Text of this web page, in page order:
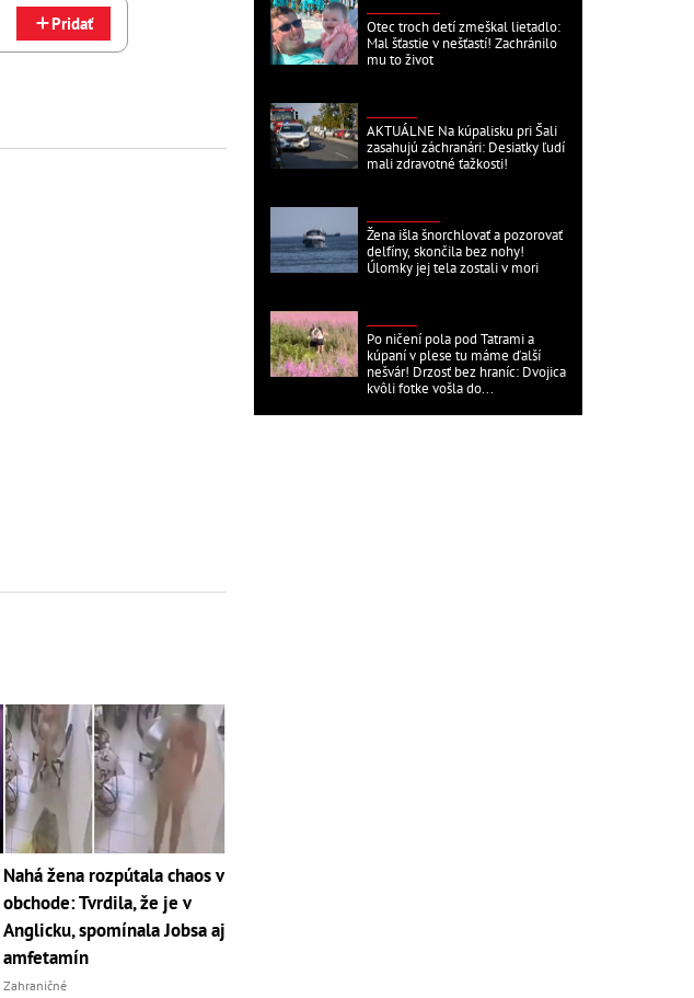
Pridať
Nahá žena rozpútala chaos v
obchode: Tvrdila, že je v
Anglicku, spomínala Jobsa aj
amfetamín
Zahraničné
Otec troch detí zmeškal lietadlo:
Mal šťastie v nešťastí! Zachránilo
mu to život
AKTUÁLNE Na kúpalisku pri Šali
zasahujú záchranári: Desiatky ľudí
mali zdravotné ťažkosti!
Žena išla šnorchlovať a pozorovať
delfíny, skončila bez nohy!
Úlomky jej tela zostali v mori
Po ničení pola pod Tatrami a
kúpaní v plese tu máme ďalší
nešvár! Drzosť bez hraníc: Dvojica
kvôli fotke vošla do...